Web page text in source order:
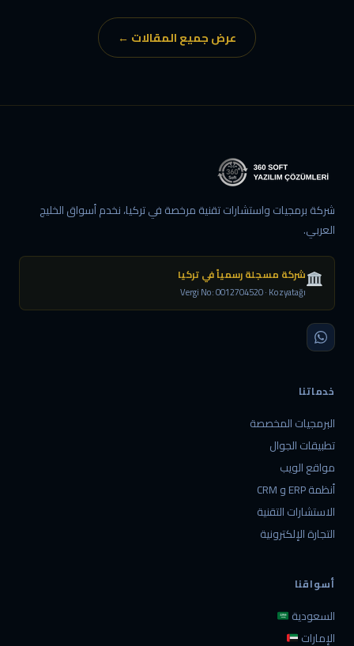
عرض جميع المقالات ←
شركة برمجيات واستشارات تقنية مرخصة في تركيا، نخدم أسواق الخليج
العربي.
شركة مسجلة رسمياً في تركيا
Vergi No: 0012704520 · Kozyatağı
خدماتنا
البرمجيات المخصصة
تطبيقات الجوال
مواقع الويب
أنظمة ERP و CRM
الاستشارات التقنية
التجارة الإلكترونية
أسواقنا
السعودية
الإمارات